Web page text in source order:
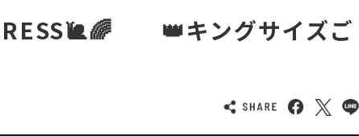
👑キングサイズご